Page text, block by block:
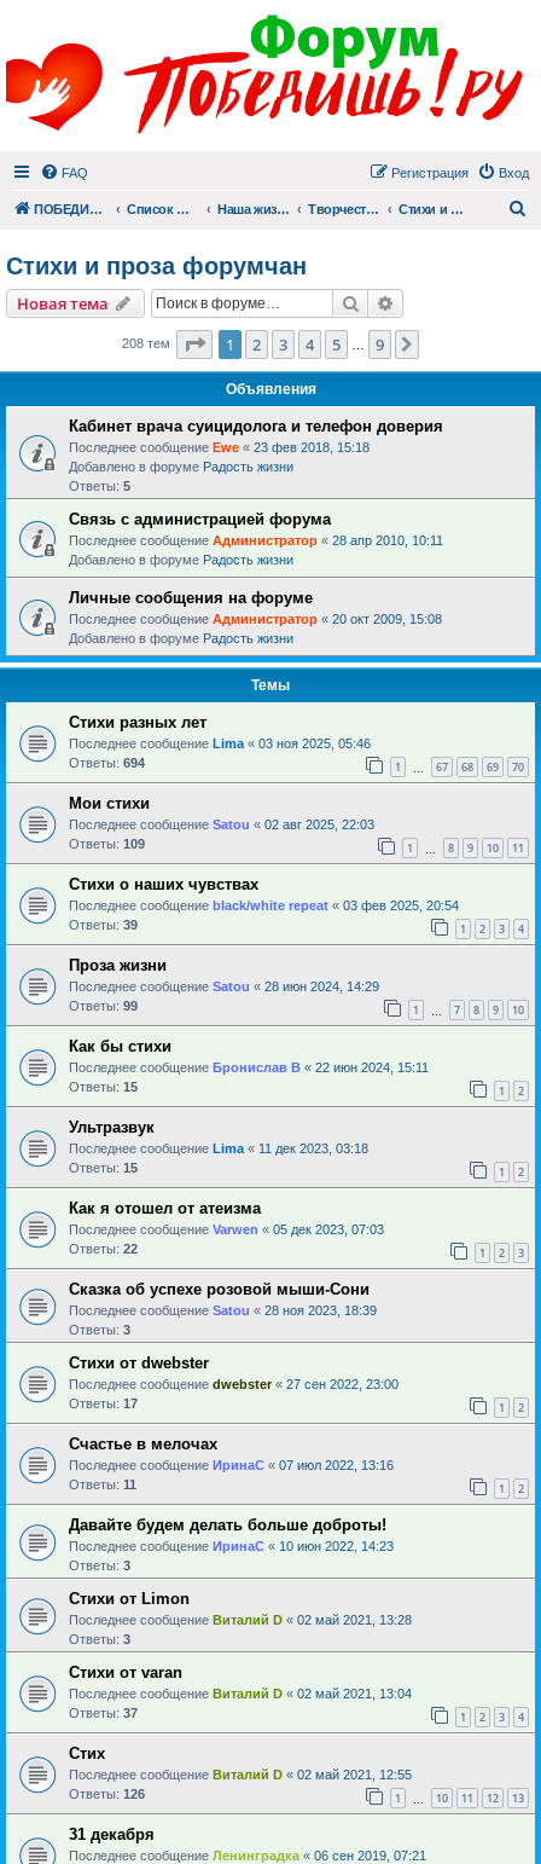
FAQ Вход
Регистрация
ПОБЕДИШЬ.РУ Список форумов Наша жизнь (не всё же о суициде!) Творчество Стихи и проза форумчан
Стихи и проза форумчан
Новая тема Поиск
208 тем Страница из
1 2 3 4 5 9
Объявления
Кабинет врача суицидолога и телефон доверия
Последнее сообщение Ewe « 23 фев 2018, 15:18
Добавлено в форуме Радость жизни
Ответы: 5
Связь с администрацией форума
Последнее сообщение Администратор « 28 апр 2010, 10:11
Добавлено в форуме Радость жизни
Личные сообщения на форуме
Последнее сообщение Администратор « 20 окт 2009, 15:08
Добавлено в форуме Радость жизни
Темы
Стихи разных лет
Последнее сообщение Lima « 03 ноя 2025, 05:46
Ответы: 694 1 67 68 69 70
Мои стихи
Последнее сообщение Satou « 02 авг 2025, 22:03
Ответы: 109 1 8 9 10 11
Стихи о наших чувствах
Последнее сообщение black/white repeat « 03 фев 2025, 20:54
Ответы: 39 1 2 3 4
Проза жизни
Последнее сообщение Satou « 28 июн 2024, 14:29
Ответы: 99 1 7 8 9 10
Как бы стихи
Последнее сообщение Бронислав В « 22 июн 2024, 15:11
Ответы: 15 1 2
Ультразвук
Последнее сообщение Lima « 11 дек 2023, 03:18
Ответы: 15 1 2
Как я отошел от атеизма
Последнее сообщение Varwen « 05 дек 2023, 07:03
Ответы: 22 1 2 3
Сказка об успехе розовой мыши-Сони
Последнее сообщение Satou « 28 ноя 2023, 18:39
Ответы: 3
Стихи от dwebster
Последнее сообщение dwebster« 27 сен 2022, 23:00
Ответы: 17 1 2
Счастье в мелочах
Последнее сообщение ИринаC « 07 июл 2022, 13:16
Ответы: 11 1 2
Давайте будем делать больше доброты!
Последнее сообщение ИринаC « 10 июн 2022, 14:23
Ответы: 3
Стихи от Limon
Последнее сообщение Виталий D « 02 май 2021, 13:28
Ответы: 3
Стихи от varan
Последнее сообщение Виталий D « 02 май 2021, 13:04
Ответы: 37 1 2 3 4
Стих
Последнее сообщение Виталий D « 02 май 2021, 12:55
Ответы: 126 1 10 11 12 13
31 декабря
Последнее сообщение Ленинградка « 06 сен 2019, 07:21